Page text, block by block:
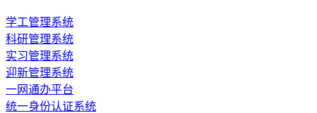
学工管理系统
科研管理系统
实习管理系统
迎新管理系统
一网通办平台
统一身份认证系统